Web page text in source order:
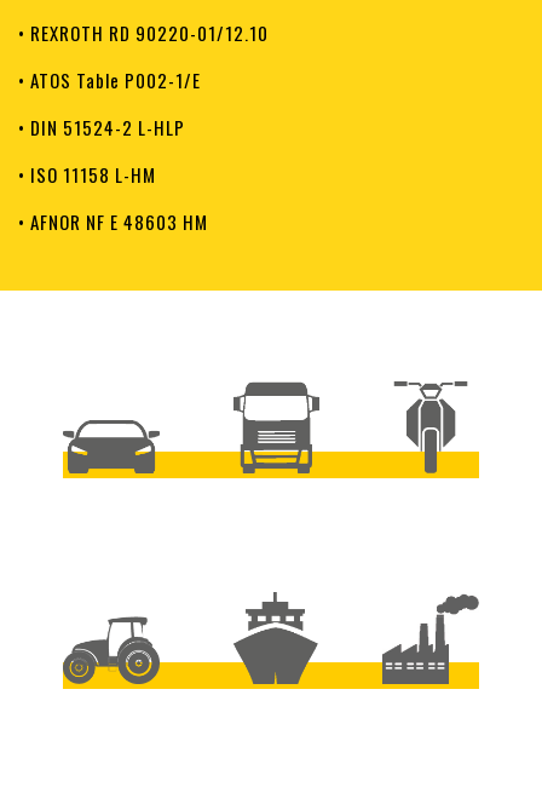
• REXROTH RD 90220-01/12.10
• ATOS Table P002-1/E
• DIN 51524-2 L-HLP
• ISO 11158 L-HM
• AFNOR NF E 48603 HM